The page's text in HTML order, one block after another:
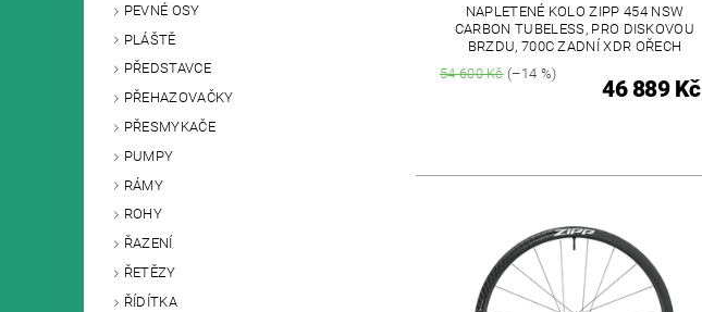
PEVNÉ OSY
PLÁŠTĚ
PŘEDSTAVCE
PŘEHAZOVAČKY
PŘESMYKAČE
PUMPY
RÁMY
ROHY
ŘAZENÍ
ŘETĚZY
ŘÍDÍTKA
NAPLETENÉ KOLO ZIPP 454 NSW
CARBON TUBELESS, PRO DISKOVOU
BRZDU, 700C ZADNÍ XDR OŘECH
54 600 Kč(–14 %)
46 889 Kč